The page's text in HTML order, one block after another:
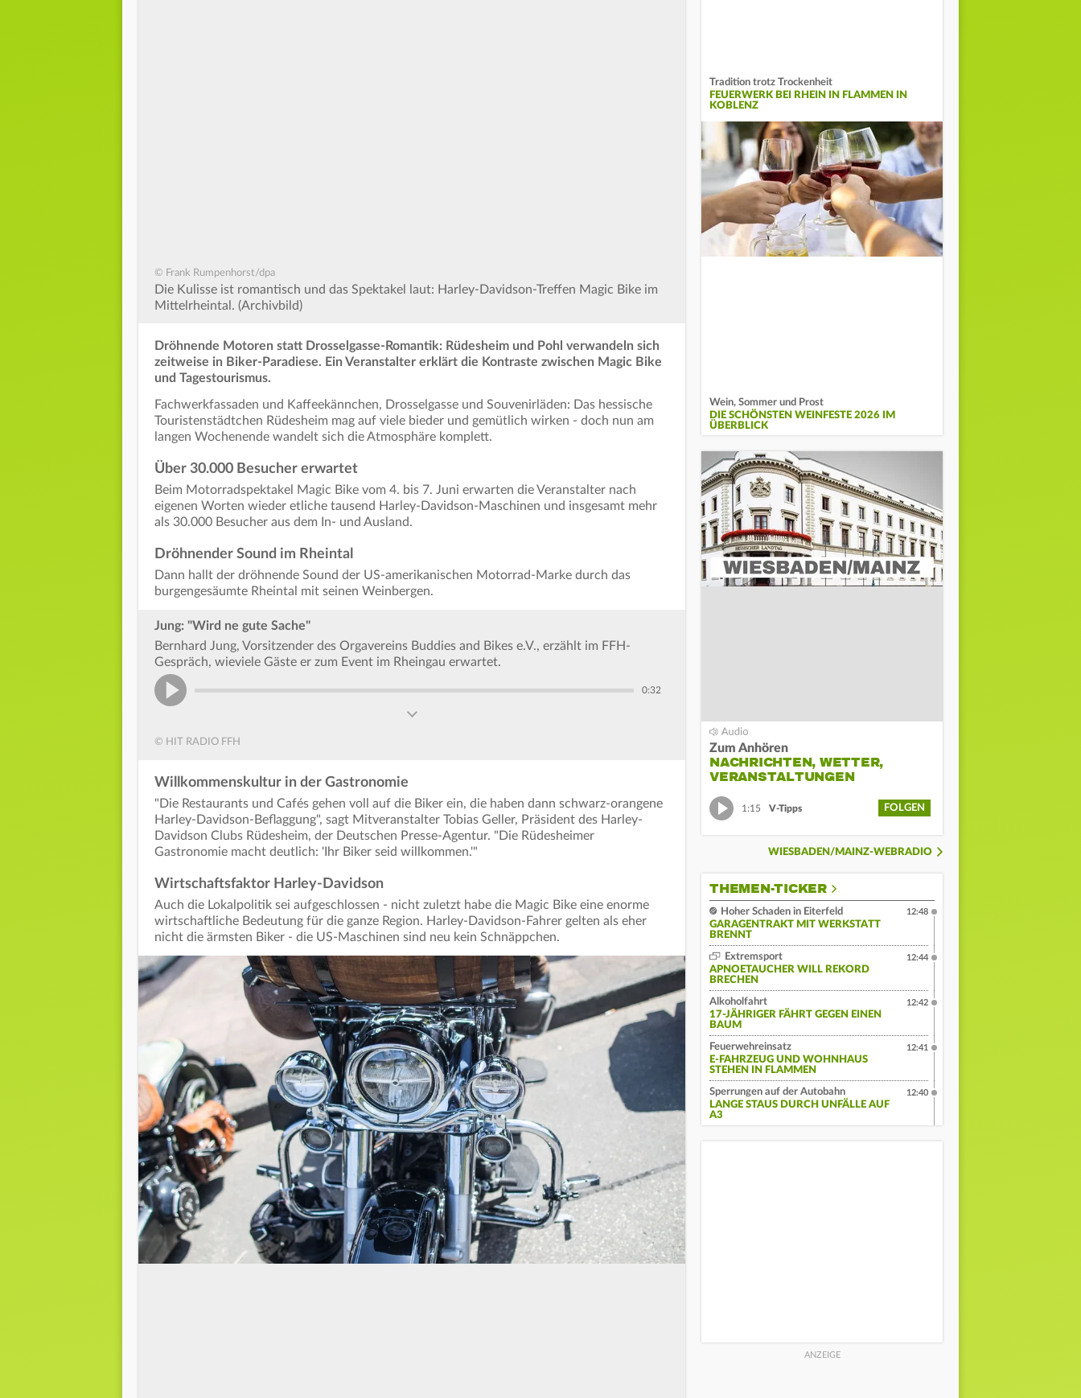
© Frank Rumpenhorst/dpa
Die Kulisse ist romantisch und das Spektakel laut: Harley-Davidson-Treffen Magic Bike im
Mittelrheintal. (Archivbild)
Dröhnende Motoren statt Drosselgasse-Romantik: Rüdesheim und Pohl verwandeln sich
zeitweise in Biker-Paradiese. Ein Veranstalter erklärt die Kontraste zwischen Magic Bike
und Tagestourismus.
Fachwerkfassaden und Kaffeekännchen, Drosselgasse und Souvenirläden: Das hessische
Touristenstädtchen Rüdesheim mag auf viele bieder und gemütlich wirken - doch nun am
langen Wochenende wandelt sich die Atmosphäre komplett.
Über 30.000 Besucher erwartet
Beim Motorradspektakel Magic Bike vom 4. bis 7. Juni erwarten die Veranstalter nach
eigenen Worten wieder etliche tausend Harley-Davidson-Maschinen und insgesamt mehr
als 30.000 Besucher aus dem In- und Ausland.
Dröhnender Sound im Rheintal
Dann hallt der dröhnende Sound der US-amerikanischen Motorrad-Marke durch das
burgengesäumte Rheintal mit seinen Weinbergen.
Jung: "Wird ne gute Sache"
Bernhard Jung, Vorsitzender des Orgavereins Buddies and Bikes e.V., erzählt im FFH-
Gespräch, wieviele Gäste er zum Event im Rheingau erwartet.
0:32
© HIT RADIO FFH
Willkommenskultur in der Gastronomie
"Die Restaurants und Cafés gehen voll auf die Biker ein, die haben dann schwarz-orangene
Harley-Davidson-Beflaggung", sagt Mitveranstalter Tobias Geller, Präsident des Harley-
Davidson Clubs Rüdesheim, der Deutschen Presse-Agentur. "Die Rüdesheimer
Gastronomie macht deutlich: 'Ihr Biker seid willkommen.'"
Wirtschaftsfaktor Harley-Davidson
Auch die Lokalpolitik sei aufgeschlossen - nicht zuletzt habe die Magic Bike eine enorme
wirtschaftliche Bedeutung für die ganze Region. Harley-Davidson-Fahrer gelten als eher
nicht die ärmsten Biker - die US-Maschinen sind neu kein Schnäppchen.
Tradition trotz Trockenheit
FEUERWERK BEI RHEIN IN FLAMMEN IN
KOBLENZ
Wein, Sommer und Prost
DIE SCHÖNSTEN WEINFESTE 2026 IM
ÜBERBLICK
Zum Anhören
NACHRICHTEN, WETTER,
VERANSTALTUNGEN
1:15 V-Tipps FOLGEN
WIESBADEN/MAINZ-WEBRADIO
THEMEN-TICKER
Hoher Schaden in Eiterfeld
GARAGENTRAKT MIT WERKSTATT
BRENNT
12:48
Extremsport
APNOETAUCHER WILL REKORD
BRECHEN
12:44
Alkoholfahrt
17-JÄHRIGER FÄHRT GEGEN EINEN
BAUM
12:42
Feuerwehreinsatz
E-FAHRZEUG UND WOHNHAUS
STEHEN IN FLAMMEN
12:41
Sperrungen auf der Autobahn
LANGE STAUS DURCH UNFÄLLE AUF
A3
12:40